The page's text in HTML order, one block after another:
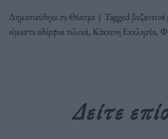
Δημοσιεύθηκε σεΘέατρο | Tagged
είμαστε αδέρφια τελικά, Κόκκινη Εκκλησία,
Δείτε